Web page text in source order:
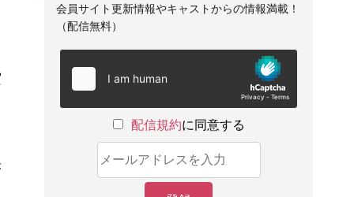
会員サイト更新情報やキャストからの情報満載！
（配信無料）
配信規約に同意する